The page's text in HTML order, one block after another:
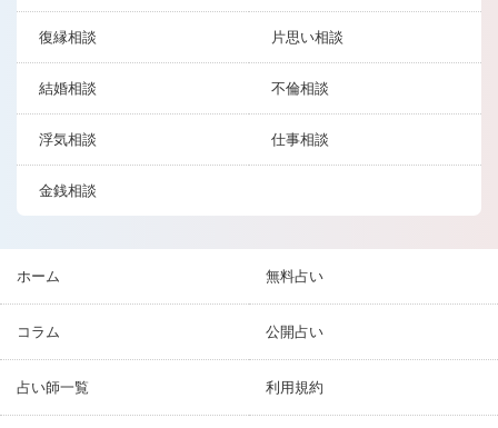
復縁相談 片思い相談
結婚相談 不倫相談
浮気相談 仕事相談
金銭相談
ホーム 無料占い
コラム 公開占い
占い師一覧 利用規約